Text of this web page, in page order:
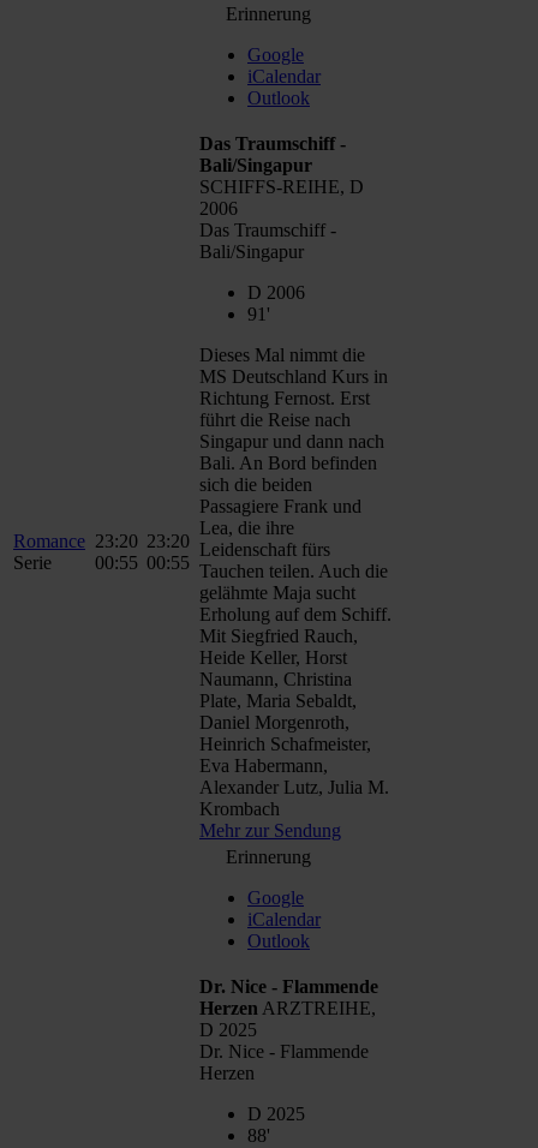
Erinnerung
Google
iCalendar
Outlook
Romance
Serie
23:20
00:55
23:20
00:55
Das Traumschiff -
Bali/Singapur
SCHIFFS-REIHE, D
2006
Das Traumschiff -
Bali/Singapur
D 2006
91'
Dieses Mal nimmt die
MS Deutschland Kurs in
Richtung Fernost. Erst
führt die Reise nach
Singapur und dann nach
Bali. An Bord befinden
sich die beiden
Passagiere Frank und
Lea, die ihre
Leidenschaft fürs
Tauchen teilen. Auch die
gelähmte Maja sucht
Erholung auf dem Schiff.
Mit Siegfried Rauch,
Heide Keller, Horst
Naumann, Christina
Plate, Maria Sebaldt,
Daniel Morgenroth,
Heinrich Schafmeister,
Eva Habermann,
Alexander Lutz, Julia M.
Krombach
Mehr zur Sendung
Erinnerung
Google
iCalendar
Outlook
Dr. Nice - Flammende
Herzen ARZTREIHE,
D 2025
Dr. Nice - Flammende
Herzen
D 2025
88'